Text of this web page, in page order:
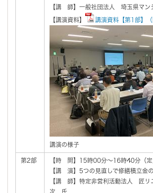
【講 師】一般社団法人 埼玉県マ
【講演資料】 講演資料【第1部】
講演の様子
第2部
【時 間】15時00分～16時40分（定
【講 演】5つの見直しで修繕積立金
【講 師】特定非営利活動法人 匠
次 氏